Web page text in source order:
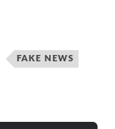
FAKE NEWS